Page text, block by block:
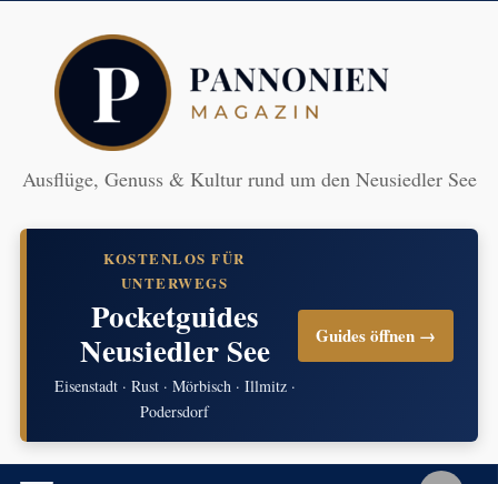
Ausflüge, Genuss & Kultur rund um den Neusiedler See
KOSTENLOS FÜR
UNTERWEGS
Pocketguides
Neusiedler See
Eisenstadt · Rust · Mörbisch · Illmitz ·
Podersdorf
Guides öffnen →